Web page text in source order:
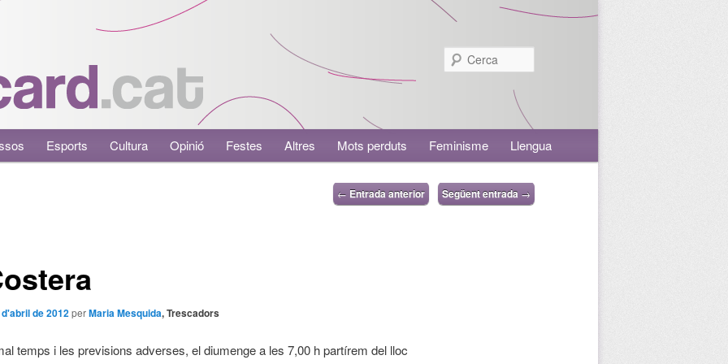
Esports Cultura Opinió Festes Altres Mots perduts Feminisme Llengua
← Entrada anterior Següent entrada →
de 2012perMaria Mesquida, Trescadors
temps i les previsions adverses, el diumenge a les 7,00 h partírem del lloc